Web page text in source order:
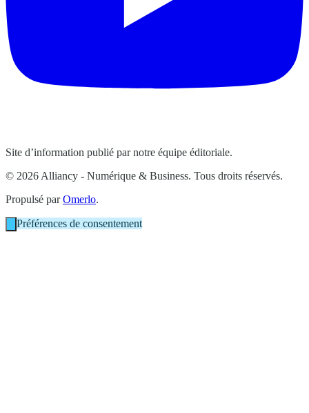
Site d’information publié par notre équipe éditoriale.
© 2026 Alliancy - Numérique & Business. Tous droits réservés.
Propulsé parOmerlo.
Préférences de consentement